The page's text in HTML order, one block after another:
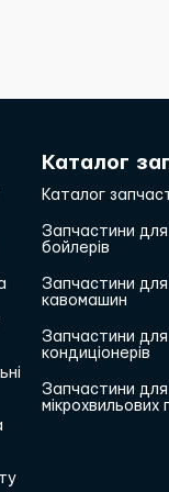
Каталог
Каталог
Запчастини для
бойлерів
Запчастини для
кавомашин
Запчастини для
кондиціонерів
Запчастини для
мікрохвильових